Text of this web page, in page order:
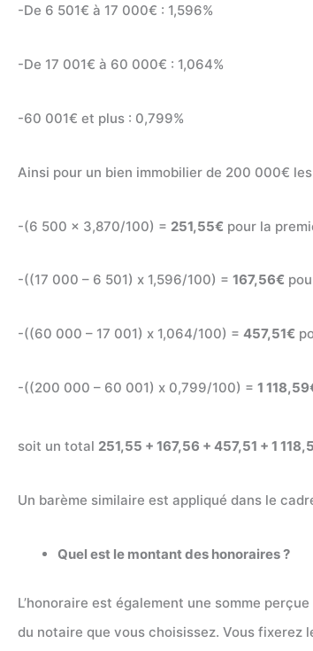
-De 6 501€ à 17 000€ : 1,596%
-De 17 001€ à 60 000€ : 1,064%
-60 001€ et plus : 0,799%
Ainsi pour un bien immobilier de 200 000€
-(6 500 x 3,870/100) = 251,55€ pour la
-((17 000 – 6 501) x 1,596/100) = 167,56€
-((60 000 – 17 001) x 1,064/100) = 457,51€
-((200 000 – 60 001) x 0,799/100) = 1
soit un total 251,55 + 167,56 + 457,51 + 1
Un barème similaire est appliqué dans le
Quel est le montant des honoraires ?
L’honoraire est également une somme
du notaire que vous choisissez. Vous fixerez